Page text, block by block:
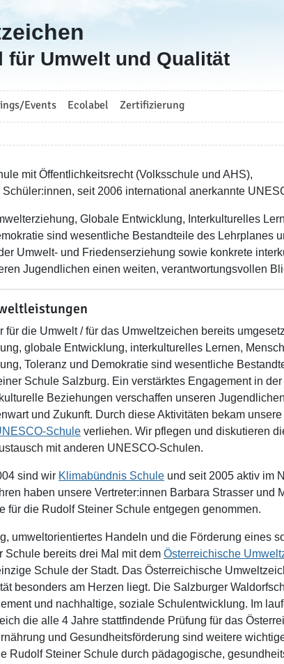
für Umwelt und Qualität
Events Ecolabel Zertifizierung
mit Öffentlichkeitsrecht (Volksschule und AHS),
seit 2006 international anerkannte
Globale Entwicklung, Interkulturelles
sind wesentliche Bestandteile des Lehrplanes
Umwelt- und Friedenserziehung sowie konkrete
Jugendlichen einen weiten, verantwortungsvollen
für die Umwelt / für das Umweltzeichen bereits
globale Entwicklung, interkulturelles Lernen,
Toleranz und Demokratie sind wesentliche
Schule Salzburg. Ein verstärktes Engagement in
Beziehungen verschaffen unseren
und Zukunft. Durch diese Aktivitäten bekam
Schule verliehen. Wir pflegen und diskutieren
mit anderen UNESCO-Schulen.
sind wir Klimabündnis Schule und seit 2005 aktiv im
haben unsere Vertreter:innen Barbara Strasser und
für die Rudolf Steiner Schule entgegen genommen.
umweltorientiertes Handeln und die Förderung eines
Schule bereits drei Mal mit dem Österreichische
Schule der Stadt. Das Österreichische
besonders am Herzen liegt. Die Salzburger
und nachhaltige, soziale Schulentwicklung. Im
die alle 4 Jahre stattfindende Prüfung für das
und Gesundheitsförderung sind weitere
Rudolf Steiner Schule durch pädagogische,